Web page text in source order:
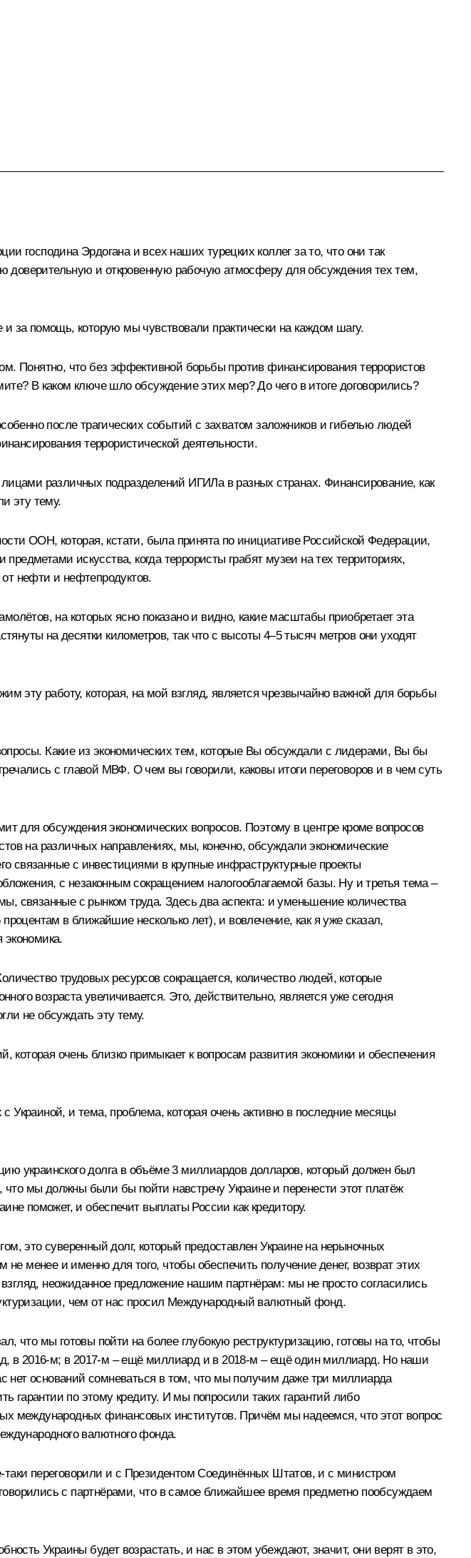
господина Эрдогана и всех наших турецких коллег за то, что они так
доверительную и откровенную рабочую атмосферу для обсуждения тех тем,
за помощь, которую мы чувствовали практически на каждом шагу.
Понятно, что без эффективной борьбы против финансирования террористов
В каком ключе шло обсуждение этих мер? До чего в итоге договорились?
после трагических событий с захватом заложников и гибелью людей
террористической деятельности.
различных подразделений ИГИЛа в разных странах. Финансирование, как
эту тему.
ООН, которая, кстати, была принята по инициативе Российской Федерации,
искусства, когда террористы грабят музеи на тех территориях,
нефти и нефтепродуктов.
на которых ясно показано и видно, какие масштабы приобретает эта
на десятки километров, так что с высоты 4–5 тысяч метров они уходят
эту работу, которая, на мой взгляд, является чрезвычайно важной для борьбы
Какие из экономических тем, которые Вы обсуждали с лидерами, Вы бы
с главой МВФ. О чем вы говорили, каковы итоги переговоров и в чем суть
для обсуждения экономических вопросов. Поэтому в центре кроме вопросов
на различных направлениях, мы, конечно, обсуждали экономические
с инвестициями в крупные инфраструктурные проекты
с незаконным сокращением налогооблагаемой базы. Ну и третья тема –
связанные с рынком труда. Здесь два аспекта: и уменьшение количества
в ближайшие несколько лет), и вовлечение, как я уже сказал,
экономика.
трудовых ресурсов сокращается, количество людей, которые
возраста увеличивается. Это, действительно, является уже сегодня
не обсуждать эту тему.
очень близко примыкает к вопросам развития экономики и обеспечения
и тема, проблема, которая очень активно в последние месяцы
украинского долга в объёме 3 миллиардов долларов, который должен был
мы должны были бы пойти навстречу Украине и перенести этот платёж
поможет, и обеспечит выплаты России как кредитору.
это суверенный долг, который предоставлен Украине на нерыночных
менее и именно для того, чтобы обеспечить получение денег, возврат этих
неожиданное предложение нашим партнёрам: мы не просто согласились
чем от нас просил Международный валютный фонд.
что мы готовы пойти на более глубокую реструктуризацию, готовы на то, чтобы
в 2016-м; в 2017-м – ещё миллиард и в 2018-м – ещё один миллиард. Но наши
нет оснований сомневаться в том, что мы получим даже три миллиарда
гарантии по этому кредиту. И мы попросили таких гарантий либо
международных финансовых институтов. Причём мы надеемся, что этот вопрос
валютного фонда.
переговорили и с Президентом Соединённых Штатов, и с министром
с партнёрами, что в самое ближайшее время предметно пообсуждаем
Украины будет возрастать, и нас в этом убеждают, значит, они верят в это,